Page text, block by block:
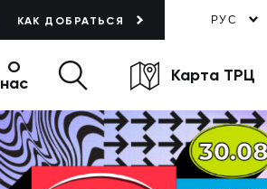
КАК ДОБРАТЬСЯ РУС
О
нас
Карта ТРЦ